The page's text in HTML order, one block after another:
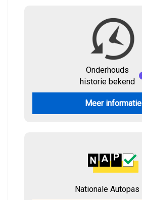
Onderhouds
historie bekend
Meer informatie
Nationale Autopas